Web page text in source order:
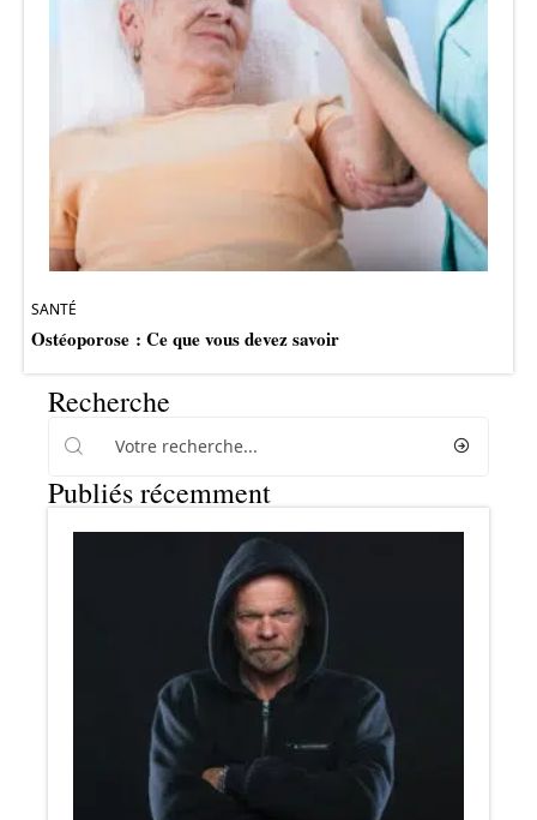
SANTÉ
Ostéoporose : Ce que vous devez savoir
Recherche
Publiés récemment